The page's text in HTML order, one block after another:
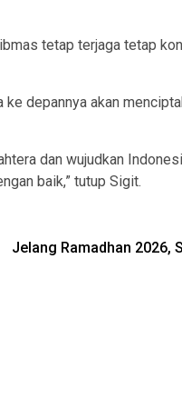
tetap terjaga tetap
depannya akan
dan wujudkan
baik,” tutup Sigit.
Jelang Ramadhan 2026,